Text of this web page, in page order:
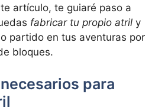
artículo, te guiaré paso a‌
fabricar tu propio atril y
partido ⁢en tus aventuras por
bloques.
para